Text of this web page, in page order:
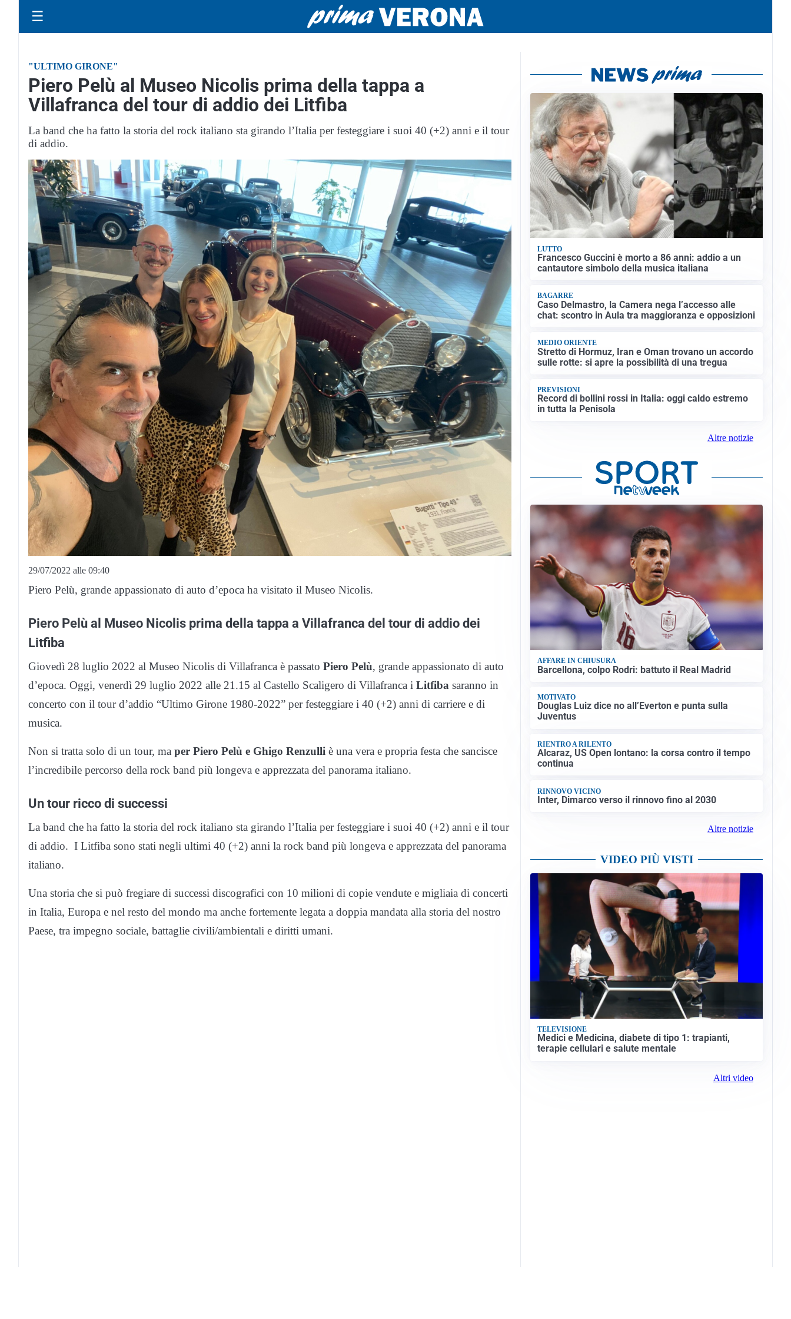
☰
"ULTIMO GIRONE"
Piero Pelù al Museo Nicolis prima della tappa a
Villafranca del tour di addio dei Litfiba
La band che ha fatto la storia del rock italiano sta girando l’Italia per festeggiare i suoi 40 (+2) anni e il tour
di addio.
29/07/2022 alle 09:40
Piero Pelù, grande appassionato di auto d’epoca ha visitato il Museo Nicolis.
Piero Pelù al Museo Nicolis prima della tappa a Villafranca del tour di addio dei
Litfiba
Giovedì 28 luglio 2022 al Museo Nicolis di Villafranca è passato Piero Pelù, grande appassionato di auto
d’epoca. Oggi, venerdì 29 luglio 2022 alle 21.15 al Castello Scaligero di Villafranca i Litfiba saranno in
concerto con il tour d’addio “Ultimo Girone 1980-2022” per festeggiare i 40 (+2) anni di carriere e di
musica.
Non si tratta solo di un tour, ma per Piero Pelù e Ghigo Renzulli è una vera e propria festa che sancisce
l’incredibile percorso della rock band più longeva e apprezzata del panorama italiano.
Un tour ricco di successi
La band che ha fatto la storia del rock italiano sta girando l’Italia per festeggiare i suoi 40 (+2) anni e il tour
di addio. I Litfiba sono stati negli ultimi 40 (+2) anni la rock band più longeva e apprezzata del panorama
italiano.
Una storia che si può fregiare di successi discografici con 10 milioni di copie vendute e migliaia di concerti
in Italia, Europa e nel resto del mondo ma anche fortemente legata a doppia mandata alla storia del nostro
Paese, tra impegno sociale, battaglie civili/ambientali e diritti umani.
LUTTO
Francesco Guccini è morto a 86 anni: addio a un
cantautore simbolo della musica italiana
BAGARRE
Caso Delmastro, la Camera nega l’accesso alle
chat: scontro in Aula tra maggioranza e opposizioni
MEDIO ORIENTE
Stretto di Hormuz, Iran e Oman trovano un accordo
sulle rotte: si apre la possibilità di una tregua
PREVISIONI
Record di bollini rossi in Italia: oggi caldo estremo
in tutta la Penisola
Altre notizie
AFFARE IN CHIUSURA
Barcellona, colpo Rodri: battuto il Real Madrid
MOTIVATO
Douglas Luiz dice no all’Everton e punta sulla
Juventus
RIENTRO A RILENTO
Alcaraz, US Open lontano: la corsa contro il tempo
continua
RINNOVO VICINO
Inter, Dimarco verso il rinnovo fino al 2030
Altre notizie
VIDEO PIÙ VISTI
TELEVISIONE
Medici e Medicina, diabete di tipo 1: trapianti,
terapie cellulari e salute mentale
Altri video